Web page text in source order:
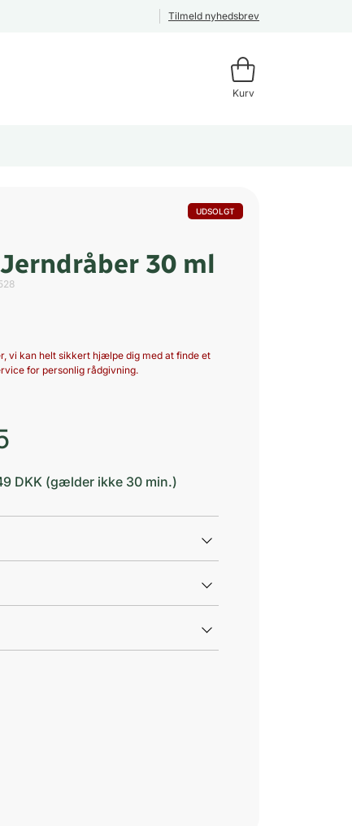
Tilmeld nyhedsbrev
Kurv
UDSOLGT
30 ml
vi kan helt sikkert hjælpe dig med at finde et
for personlig rådgivning.
DKK (gælder ikke 30 min.)